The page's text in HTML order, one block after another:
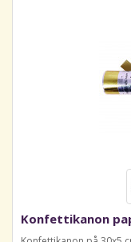
Konfettikanon